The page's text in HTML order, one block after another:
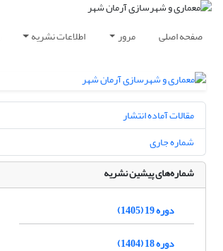
صفحه اصلی مرور اطلاعات نشریه
مقالات آماده انتشار
شماره جاری
شماره‌های پیشین نشریه
دوره 19 (1405)
دوره 18 (1404)